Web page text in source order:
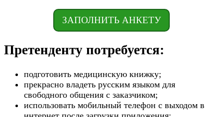
ЗАПОЛНИТЬ АНКЕТУ
Претенденту потребуется:
подготовить медицинскую книжку;
прекрасно владеть русским языком для
свободного общения с заказчиком;
использовать мобильный телефон с выходом в